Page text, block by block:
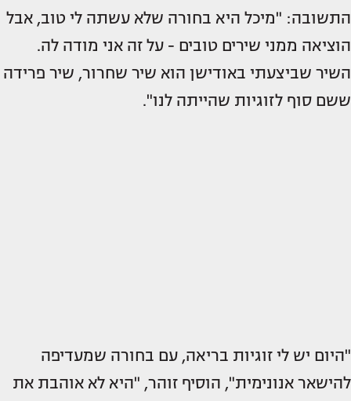
התשובה: "מיכל היא בחורה שלא עשתה לי טוב, אבל
הוציאה ממני שירים טובים - על זה אני מודה לה.
השיר שביצעתי באודישן הוא שיר שחרור, שיר פרידה
ששם סוף לזוגיות שהייתה לנו".
"היום יש לי זוגיות בריאה, עם בחורה שמעדיפה
להישאר אנונימית", הוסיף זוהר, "היא לא אוהבת את